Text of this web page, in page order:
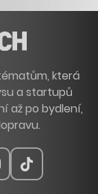
která
a startupů
až po bydlení,